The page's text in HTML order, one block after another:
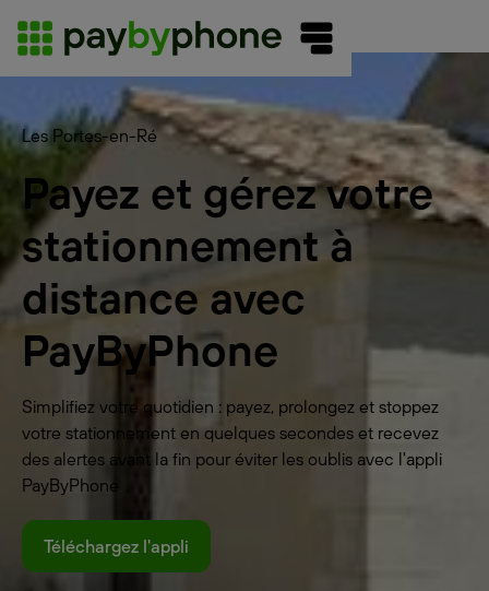
Les Portes-en-Ré
Payez et gérez votre
stationnement à
distance avec
PayByPhone
Simplifiez votre quotidien : payez, prolongez et stoppez
votre stationnement en quelques secondes et recevez
des alertes avant la fin pour éviter les oublis avec l'appli
PayByPhone
Téléchargez l'appli